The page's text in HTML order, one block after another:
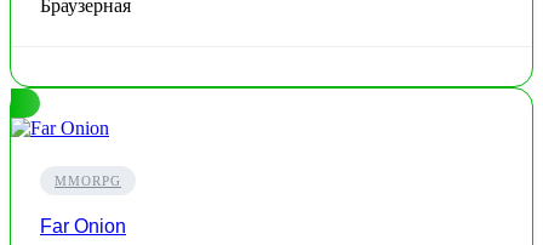
Браузерная
MMORPG
Far Onion